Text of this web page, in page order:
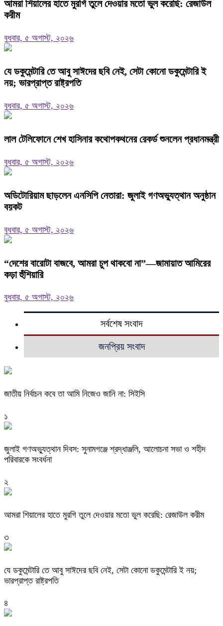
‎আমরা শিয়ালের হাতে মুরগি তুলে দেওয়ার মতো ভুল করেছি: রেজাউল
করীম
বুধবার, ৫ অগাস্ট, ২০২৬
যে ডকুমেন্টারি তে আবু সাঈদের ছবি নেই, সেটা কোনো ডকুমেন্টারি ই
নয়; ভারপ্রাপ্ত রাষ্ট্রপতি
বুধবার, ৫ অগাস্ট, ২০২৬
লাল টেলিফোনে শেখ হাসিনার কথোপকথনের রেকর্ড শুনলেন প্রধানমন্ত্রী
বুধবার, ৫ অগাস্ট, ২০২৬
অডিটোরিয়াম ছাড়লেন এনসিপি নেতারা: জুলাই গণঅভ্যুত্থান অনুষ্ঠান
বয়কট
বুধবার, ৫ অগাস্ট, ২০২৬
“দেশের বারোটা বাজবে, আমরা চুপ থাকবো না”—জামায়াত আমিরের
কড়া হুঁশিয়ারি
বুধবার, ৫ অগাস্ট, ২০২৬
সর্বশেষ সংবাদ
জনপ্রিয় সংবাদ
জাতীয় নির্বাচন কবে তা আমি নিজেও জানি না: সিইসি
১
জুলাই গণঅভ্যুত্থান দিবস: সুনামগঞ্জে শ্রদ্ধাঞ্জলি, আলোচনা সভা ও শহীদ
পরিবারকে সংবর্ধনা
২
‎আমরা শিয়ালের হাতে মুরগি তুলে দেওয়ার মতো ভুল করেছি: রেজাউল করীম
৩
যে ডকুমেন্টারি তে আবু সাঈদের ছবি নেই, সেটা কোনো ডকুমেন্টারি ই নয়;
ভারপ্রাপ্ত রাষ্ট্রপতি
৪